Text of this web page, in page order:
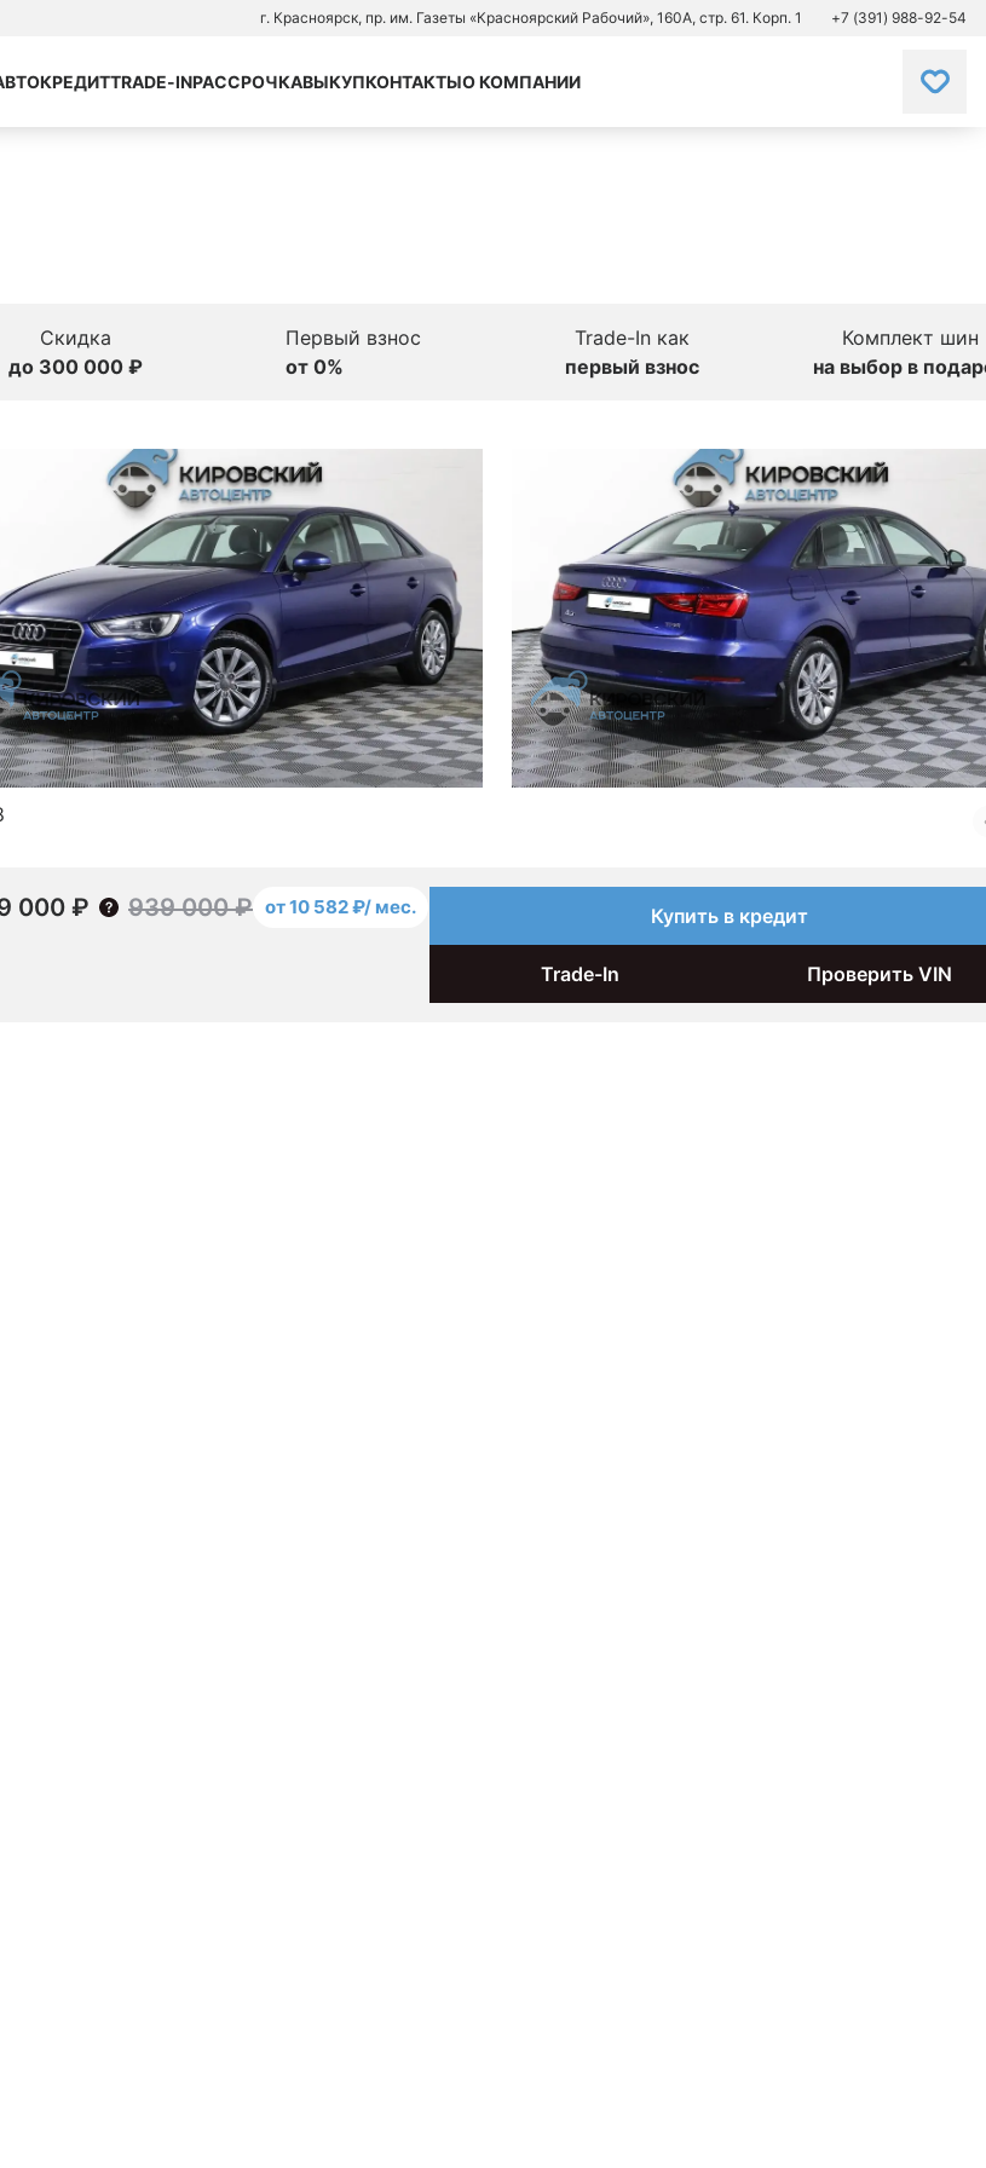
г. Красноярск, пр. им. Газеты «Красноярский Рабочий», 160А, стр. 61. Корп. 1 +7 (391) 988-92-54
TRADE-INРАССРОЧКАВЫКУПКОНТАКТЫО КОМПАНИИ
Скидка
до 300 000 ₽
Первый взнос
от 0%
Trade-In как
первый взнос
Комплект шин
на выбор в
000 ₽ 939 000 ₽ от 10 582 ₽/ мес. Купить в кредит
Trade-In Проверить VIN